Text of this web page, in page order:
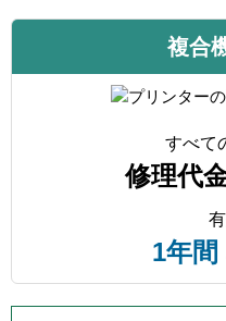
複合
すべて
修理代
1年間